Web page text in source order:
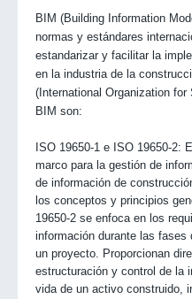
BIM (Building Information
normas y estándares
estandarizar y facilitar la
en la industria de la
(International Organization
BIM son:
ISO 19650-1 e ISO 19650-2:
marco para la gestión de
de información de
los conceptos y principios
19650-2 se enfoca en los
información durante las
un proyecto. Proporcionan
estructuración y control de la
vida de un activo construido,